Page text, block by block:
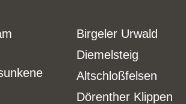
Birgeler Urwald
Diemelsteig
Altschloßfelsen
Dörenther Klippen